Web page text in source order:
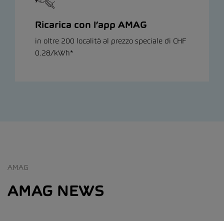
Ricarica con l’app AMAG
in oltre 200 località al prezzo speciale di CHF
0.28/kWh*
AMAG
AMAG NEWS